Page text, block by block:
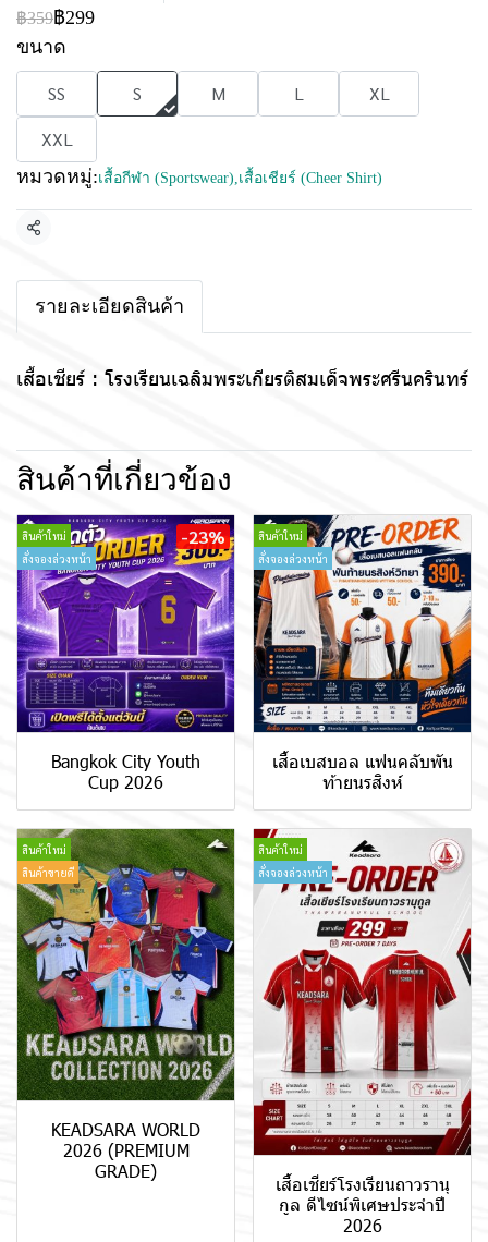
฿359฿299
ขนาด
SS S M L
XL
XXL
หมวดหมู่:เสื้อกีฬา (Sportswear),เสื้อเชียร์ (Cheer Shirt)
แชร์
รายละเอียดสินค้า
เสื้อเชียร์ : โรงเรียนเฉลิมพระเกียรติสมเด็จพระศรีนครินทร์
สินค้าที่เกี่ยวข้อง
สินค้าใหม่
สั่งจองล่วงหน้า
-23%
Bangkok City Youth
Cup 2026
สินค้าใหม่
สั่งจองล่วงหน้า
เสื้อเบสบอล แฟนคลับพัน
ท้ายนรสิงห์
สินค้าใหม่
สินค้าขายดี
KEADSARA WORLD
2026 (PREMIUM
GRADE)
สินค้าใหม่
สั่งจองล่วงหน้า
เสื้อเชียร์โรงเรียนถาวรานุ
กูล ดีไซน์พิเศษประจำปี
2026